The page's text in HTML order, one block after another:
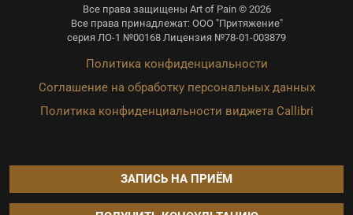
Все права защищены Art of Pain © 2026
Все права принадлежат: ООО "Притяжение"
серия ЛО-1 №00168 Лицензия №78-01-003879
Политика конфиденциальности
Соглашение на обработку персональных данных
Политика конфиденциальности виджета Callibri
ЗАПИСЬ НА ПРИЁМ